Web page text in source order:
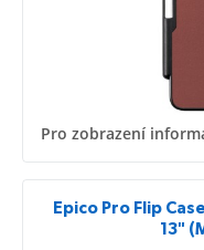
Pro zobrazení
Epico Pro Flip
13"